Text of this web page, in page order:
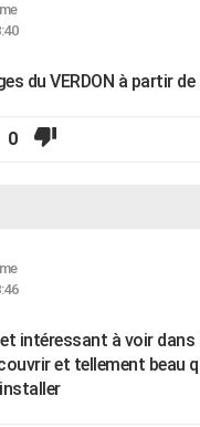
du VERDON à partir de
0
intéressant à voir dans
et tellement beau